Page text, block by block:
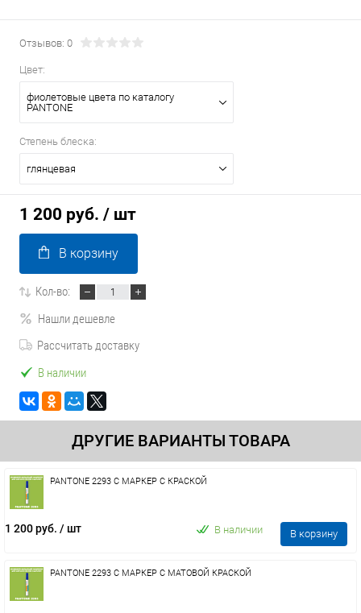
Отзывов: 0
Цвет:
фиолетовые цвета по каталогу
PANTONE
Степень блеска:
глянцевая
1 200 руб. / шт
В корзину
Кол-во:
Нашли дешевле
Рассчитать доставку
В наличии
ДРУГИЕ ВАРИАНТЫ ТОВАРА
PANTONE 2293 C МАРКЕР С КРАСКОЙ
1 200 руб. / шт В наличии В корзину
PANTONE 2293 C МАРКЕР С МАТОВОЙ КРАСКОЙ